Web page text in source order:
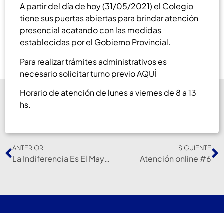
A partir del día de hoy (31/05/2021) el Colegio
tiene sus puertas abiertas para brindar atención
presencial acatando con las medidas
establecidas por el Gobierno Provincial.
Para realizar trámites administrativos es
necesario solicitar turno previo AQUÍ
Horario de atención de lunes a viernes de 8 a 13
hs.
ANTERIOR
La Indiferencia Es El Mayor Enemigo De La Salud.
SIGUIENTE
Atención online #6